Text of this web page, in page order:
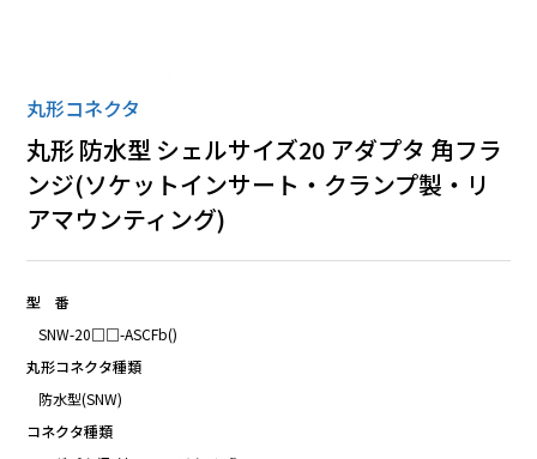
丸形コネクタ
丸形 防水型 シェルサイズ20 アダプタ 角フラ
ンジ(ソケットインサート・クランプ製・リ
アマウンティング)
型 番
SNW-20□□-ASCFb()
丸形コネクタ種類
防水型(SNW)
コネクタ種類